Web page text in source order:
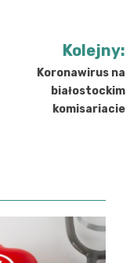
Kolejny:
Koronawirus na
białostockim
komisariacie